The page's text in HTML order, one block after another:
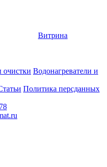
Витрина
Водонагреватели и
Политика персданных